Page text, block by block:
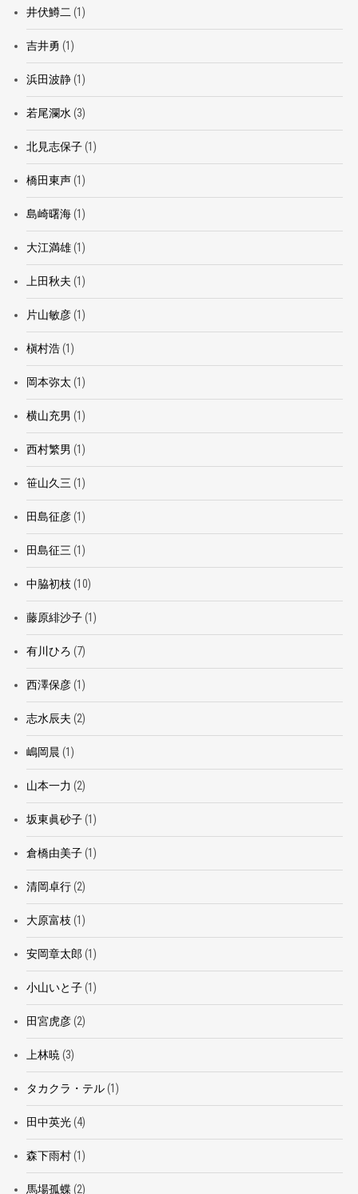
井伏鱒二 (1)
吉井勇 (1)
浜田波静(1)
若尾瀾水 (3)
北見志保子(1)
橋田東声(1)
島崎曙海(1)
大江満雄(1)
上田秋夫 (1)
片山敏彦(1)
槇村浩(1)
岡本弥太 (1)
横山充男 (1)
西村繁男 (1)
笹山久三 (1)
田島征彦(1)
田島征三 (1)
中脇初枝 (10)
藤原緋沙子(1)
有川ひろ (7)
西澤保彦(1)
志水辰夫 (2)
嶋岡晨 (1)
山本一力 (2)
坂東眞砂子(1)
倉橋由美子(1)
清岡卓行(2)
大原富枝 (1)
安岡章太郎 (1)
小山いと子(1)
田宮虎彦(2)
上林暁 (3)
タカクラ・テル(1)
田中英光(4)
森下雨村(1)
馬場孤蝶 (2)